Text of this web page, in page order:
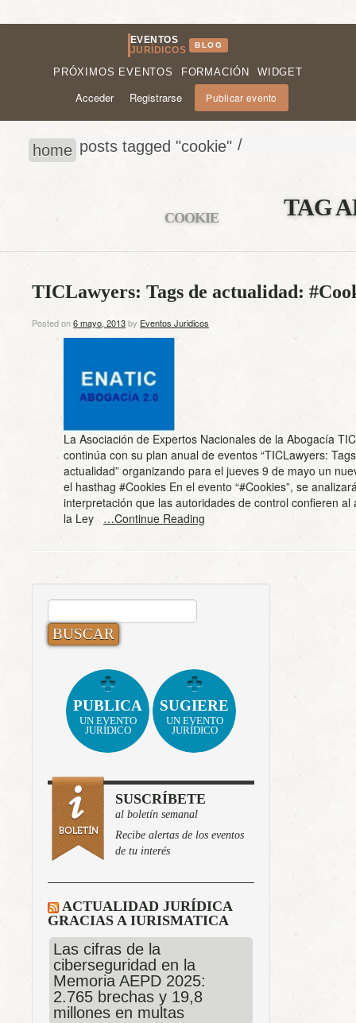
EVENTOS
JURÍDICOS
BLOG
PRÓXIMOS EVENTOS FORMACIÓN WIDGET
Acceder Registrarse Publicar evento
home /
posts tagged "cookie"
TAG
COOKIE
TICLawyers: Tags de actualidad:
Posted on6 mayo, 2013by Eventos Juridicos
La Asociación de Expertos Nacionales de la Abogacía
continúa con su plan anual de eventos “TICLawyers:
actualidad” organizando para el jueves 9 de mayo un
el hasthag #Cookies En el evento “#Cookies”, se
interpretación que las autoridades de control confieren al
la Ley …Continue Reading
PUBLICA
UN EVENTO
JURÍDICO
SUGIERE
UN EVENTO
JURÍDICO
SUSCRÍBETE
al boletín semanal
Recibe alertas de los eventos
de tu interés
ACTUALIDAD JURÍDICA
GRACIAS A IURISMATICA
Las cifras de la
ciberseguridad en la
Memoria AEPD 2025:
2.765 brechas y 19,8
millones en multas